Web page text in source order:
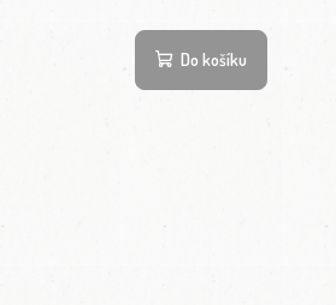
Do košíku